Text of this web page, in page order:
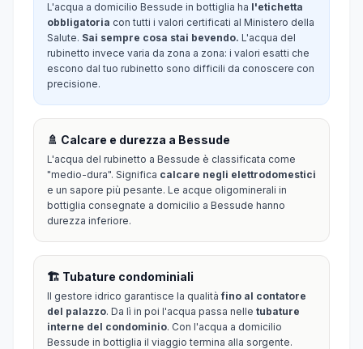
L'acqua a domicilio Bessude in bottiglia ha l'etichetta
obbligatoria con tutti i valori certificati al Ministero della
Salute. Sai sempre cosa stai bevendo. L'acqua del
rubinetto invece varia da zona a zona: i valori esatti che
escono dal tuo rubinetto sono difficili da conoscere con
precisione.
🚿 Calcare e durezza a Bessude
L'acqua del rubinetto a Bessude è classificata come
"medio-dura". Significa calcare negli elettrodomestici
e un sapore più pesante. Le acque oligominerali in
bottiglia consegnate a domicilio a Bessude hanno
durezza inferiore.
🏗️ Tubature condominiali
Il gestore idrico garantisce la qualitàfino al contatore
del palazzo. Da lì in poi l'acqua passa nelle tubature
interne del condominio. Con l'acqua a domicilio
Bessude in bottiglia il viaggio termina alla sorgente.